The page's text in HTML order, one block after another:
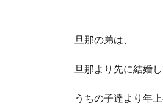
旦那の弟は、
旦那より先に結婚し
うちの子達より年